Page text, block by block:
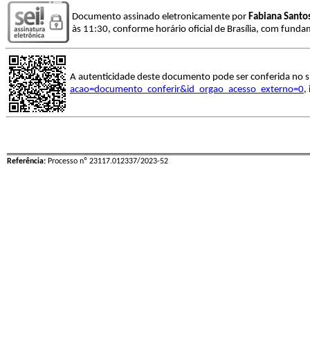
Documento assinado eletronicamente por Fabiana
às 11:30, conforme horário oficial de Brasília, com
A autenticidade deste documento pode ser conferida no
acao=documento_conferir&id_orgao_acesso_externo=0,
Referência: Processo nº 23117.012337/2023-52